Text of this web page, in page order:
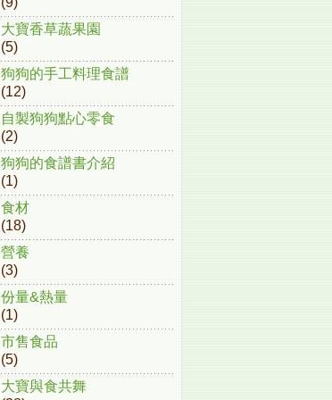
大寶香草蔬果園
(5)
狗狗的手工料理食譜
(12)
自製狗狗點心零食
(2)
狗狗的食譜書介紹
(1)
食材
(18)
營養
(3)
份量&熱量
(1)
市售食品
(5)
大寶與食共舞